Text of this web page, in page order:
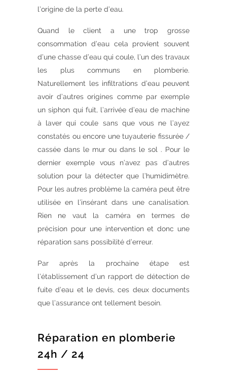
l’origine de la perte d’eau.
Quand le client a une trop grosse
consommation d’eau cela provient souvent
d’une chasse d’eau qui coule, l’un des travaux
les plus communs en plomberie.
Naturellement les infiltrations d’eau peuvent
avoir d’autres origines comme par exemple
un siphon qui fuit, l’arrivée d’eau de machine
à laver qui coule sans que vous ne l’ayez
constatés ou encore une tuyauterie fissurée /
cassée dans le mur ou dans le sol . Pour le
dernier exemple vous n’avez pas d’autres
solution pour la détecter que l’humidimètre.
Pour les autres problème la caméra peut être
utilisée en l’insérant dans une canalisation.
Rien ne vaut la caméra en termes de
précision pour une intervention et donc une
réparation sans possibilité d’erreur.
Par après la prochaine étape est
l’établissement d’un rapport de détection de
fuite d’eau et le devis, ces deux documents
que l’assurance ont tellement besoin.
Réparation en plomberie
24h / 24